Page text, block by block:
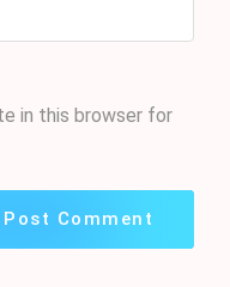
in this browser for